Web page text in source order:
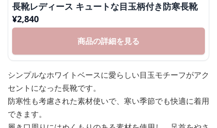
長靴レディース キュートな目玉柄付き防寒長靴
¥2,840
商品の詳細を見る
シンプルなホワイトベースに愛らしい目玉モチーフがアク
セントになった長靴です。
防寒性も考慮された素材使いで、寒い季節でも快適に着用
できます。